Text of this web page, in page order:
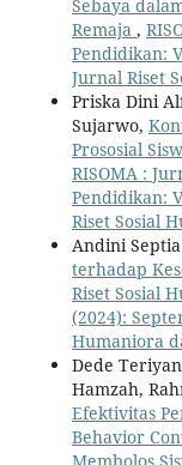
Sebaya
Remaja ,
Pendidikan:
Jurnal Riset
Priska Dini
Sujarwo,
Prososial
RISOMA :
Pendidikan:
Riset Sosial
Andini
terhadap
Riset Sosial
(2024):
Humaniora
Dede
Hamzah,
Efektivitas
Behavior